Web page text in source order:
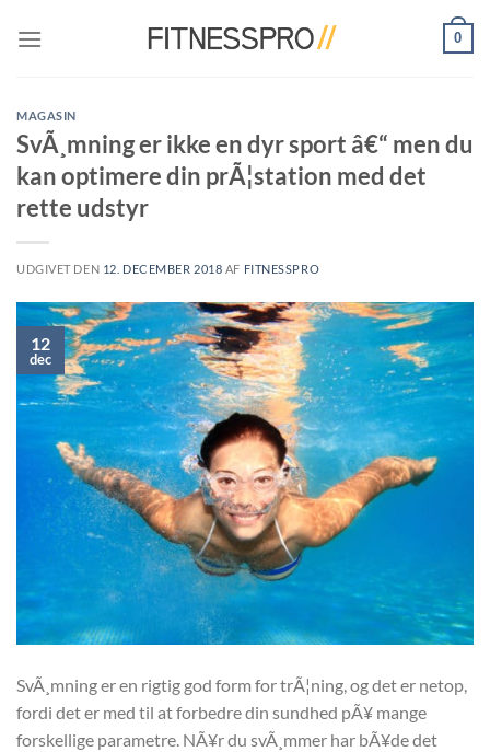
0
MAGASIN
SvÃ¸mning er ikke en dyr sport â€“ men du
kan optimere din prÃ¦station med det
rette udstyr
UDGIVET DEN 12. DECEMBER 2018 AF FITNESSPRO
12
dec
SvÃ¸mning er en rigtig god form for trÃ¦ning, og det er netop,
fordi det er med til at forbedre din sundhed pÃ¥ mange
forskellige parametre. NÃ¥r du svÃ¸mmer har bÃ¥de det